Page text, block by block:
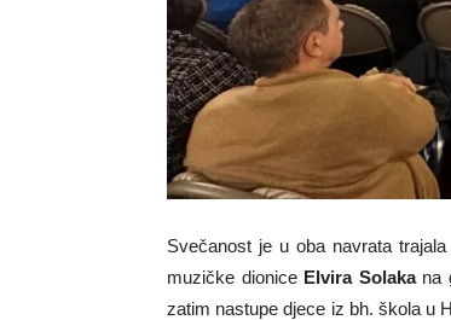
Svečanost je u oba navrata
muzičke dionice Elvira Solakana
zatim nastupe djece iz bh. škola u